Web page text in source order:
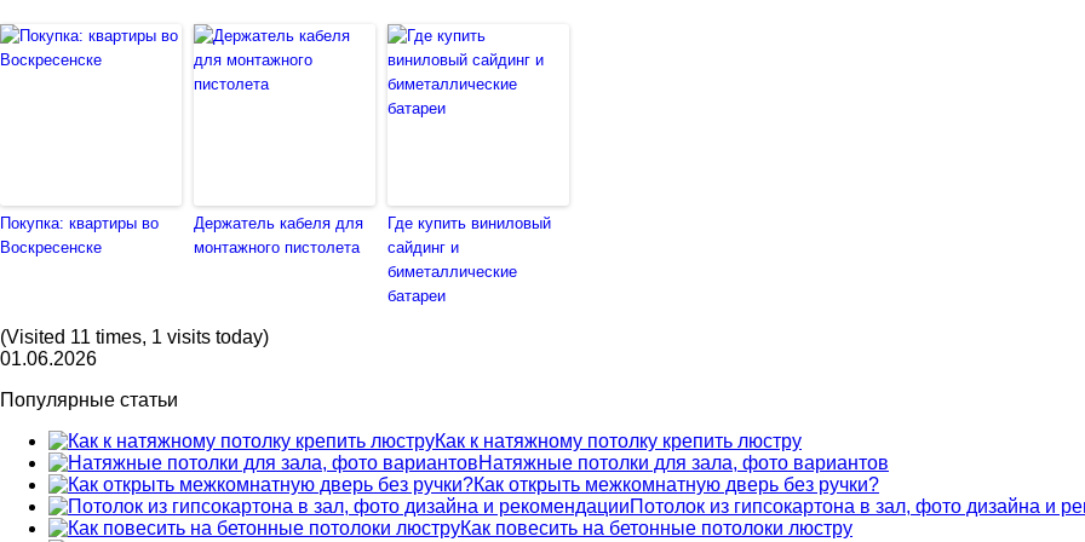
Покупка: квартиры во
Воскресенске
Держатель кабеля для
монтажного пистолета
Где купить виниловый
сайдинг и
биметаллические
батареи
(Visited 11 times, 1 visits today)
01.06.2026
Популярные статьи
Как к натяжному потолку крепить люстру
Натяжные потолки для зала, фото вариантов
Как открыть межкомнатную дверь без ручки?
Потолок из гипсокартона в зал, фото дизайна и
Как повесить на бетонные потолоки люстру